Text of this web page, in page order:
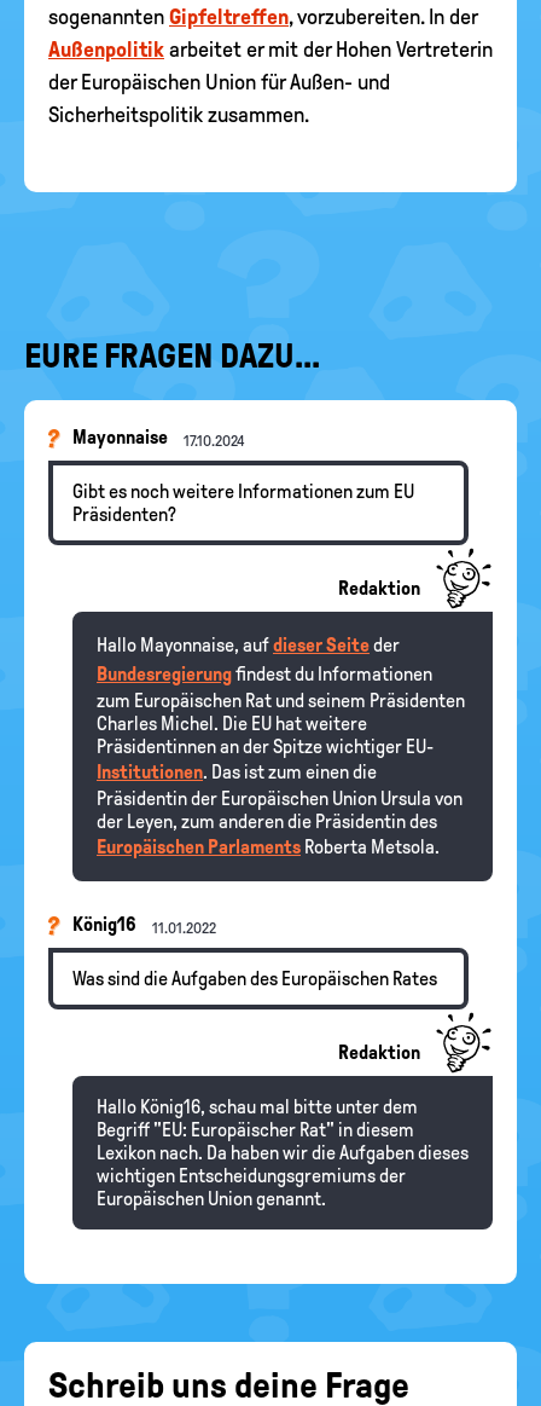
sogenannten Gipfeltreffen, vorzubereiten. In der
Außenpolitik arbeitet er mit der Hohen Vertreterin
der Europäischen Union für Außen- und
Sicherheitspolitik zusammen.
EURE FRAGEN DAZU...
Mayonnaise 17.10.2024
Gibt es noch weitere Informationen zum EU
Präsidenten?
Redaktion
Hallo Mayonnaise, aufdieser Seiteder
Bundesregierungfindest du Informationen
zum Europäischen Rat und seinem Präsidenten
Charles Michel. Die EU hat weitere
Präsidentinnen an der Spitze wichtiger EU-
Institutionen. Das ist zum einen die
Präsidentin der Europäischen Union Ursula von
der Leyen, zum anderen die Präsidentin des
Europäischen Parlaments Roberta Metsola.
König16 11.01.2022
Was sind die Aufgaben des Europäischen Rates
Redaktion
Hallo König16, schau mal bitte unter dem
Begriff "EU: Europäischer Rat" in diesem
Lexikon nach. Da haben wir die Aufgaben dieses
wichtigen Entscheidungsgremiums der
Europäischen Union genannt.
Schreib uns deine Frage